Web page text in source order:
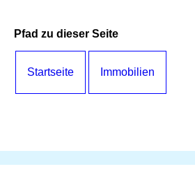
Pfad zu dieser Seite
Startseite Immobilien